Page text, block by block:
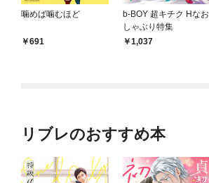
噛めば噛むほど
691
b-BOY 超キチク Hなお
しゃぶり特集
1,037
リブレのおすすめ本